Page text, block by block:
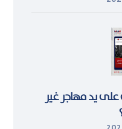
يد مهاجر غير